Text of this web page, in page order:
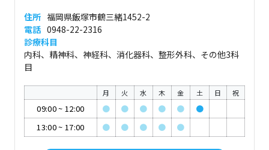
住所 福岡県飯塚市鶴三緒1452-2
電話 0948-22-2316
診療科目
内科、精神科、神経科、消化器科、整形外科、その他3科
目
月 火 水 木 金 土 日 祝
09:00~ 12:00 ● ● ● ● ●
●
13:00~ 17:00 ● ● ● ● ●